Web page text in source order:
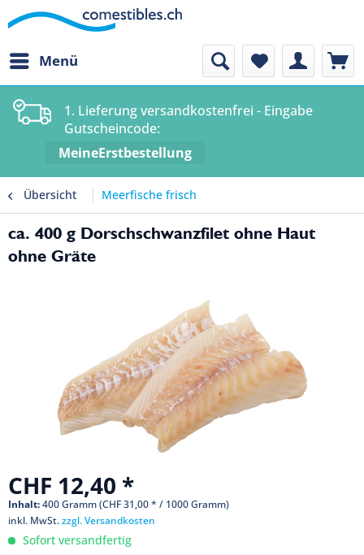
Menü
1. Lieferung versandkostenfrei - Eingabe
Gutscheincode:
MeineErstbestellung
Übersicht Meerfische frisch
ca. 400 g Dorschschwanzfilet ohne Haut
ohne Gräte
CHF 12,40 *
Inhalt:400 Gramm (CHF 31,00 * / 1000 Gramm)
inkl. MwSt.zzgl. Versandkosten
Sofort versandfertig